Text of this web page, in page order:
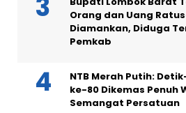
Orang dan Uang
Diamankan, Diduga
Pemkab
NTB Merah Putih:
ke-80 Dikemas Penuh
Semangat Persatuan